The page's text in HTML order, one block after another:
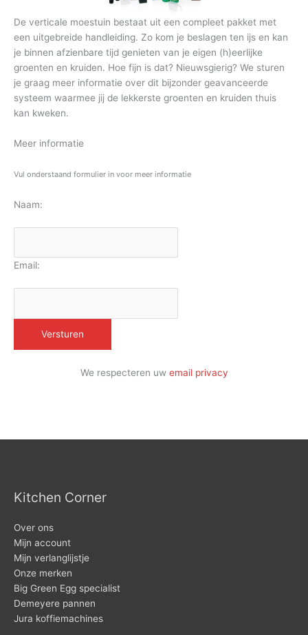
De verticale moestuin bestaat uit een compleet pakket met
een uitgebreide handleiding. Zo kom je beslagen ten ijs en kan
je binnen afzienbare tijd genieten van je eigen (h)eerlijke
groenten en kruiden. Hoe fijn is dat? Nieuwsgierig? We sturen
je graag meer informatie over dit bijzonder geavanceerde
systeem waarmee jij de lekkerste groenten en kruiden thuis
kan kweken.
Meer informatie
Vul onderstaand formulier in voor meer informatie
Naam:
Email:
We respecteren uw email privacy
Kitchen Corner
Over ons
Mijn account
Mijn verlanglijstje
Onze merken
Big Green Egg specialist
Demeyere pannen
Jura koffiemachines